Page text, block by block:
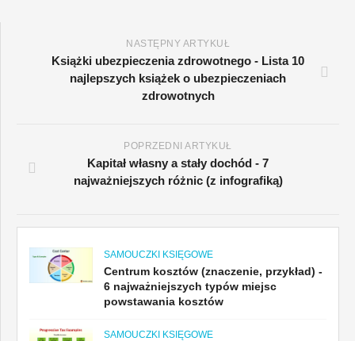
NASTĘPNY ARTYKUŁ
Książki ubezpieczenia zdrowotnego - Lista 10
najlepszych książek o ubezpieczeniach
zdrowotnych
POPRZEDNI ARTYKUŁ
Kapitał własny a stały dochód - 7
najważniejszych różnic (z infografiką)
SAMOUCZKI KSIĘGOWE
Centrum kosztów (znaczenie, przykład) -
6 najważniejszych typów miejsc
powstawania kosztów
SAMOUCZKI KSIĘGOWE